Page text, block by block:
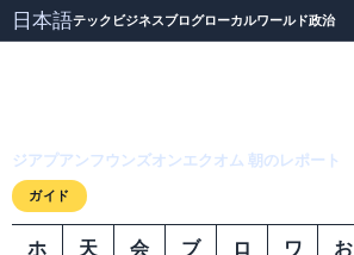
日本語テック ビジネスブログローカルワールド政治
ジアプアンフウンズオンエクオム 朝のレポート
ガイド
ホ
天
会
ブ
ロ
ワ
お